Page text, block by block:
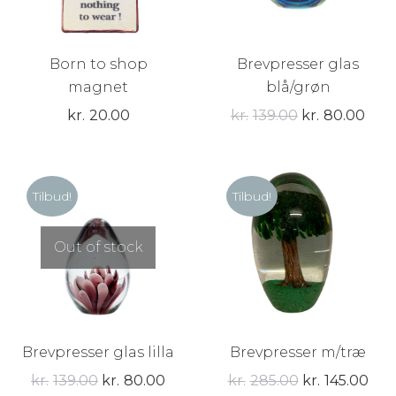
Born to shop
magnet
kr. 20.00
Brevpresser glas
blå/grøn
kr. 139.00 Den
var:
kr.139.00.
kr. 80.00
Tilbud!
Out of stock
Brevpresser glas lilla
kr. 139.00 Den
kr. 80.00
Tilbud!
Brevpresser m/træ
kr. 285.00 Den
kr. 145.00